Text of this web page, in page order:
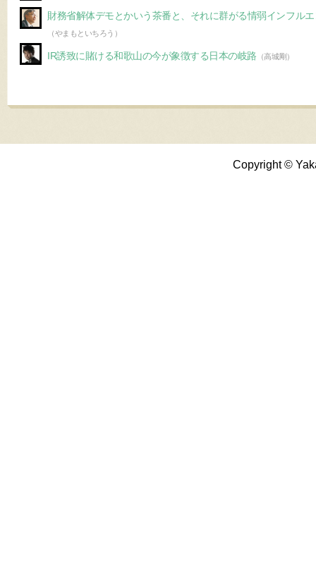
財務省解体デモとかいう茶番と、それに群がる情弱インフル
（やまもといちろう）
IR誘致に賭ける和歌山の今が象徴する日本の岐路 （高城剛）
Copyright ©